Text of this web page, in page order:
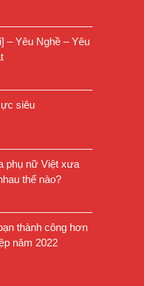
– Yêu Nghề – Yêu
siêu
phụ nữ Việt xưa
thế nào?
thành công hơn
năm 2022